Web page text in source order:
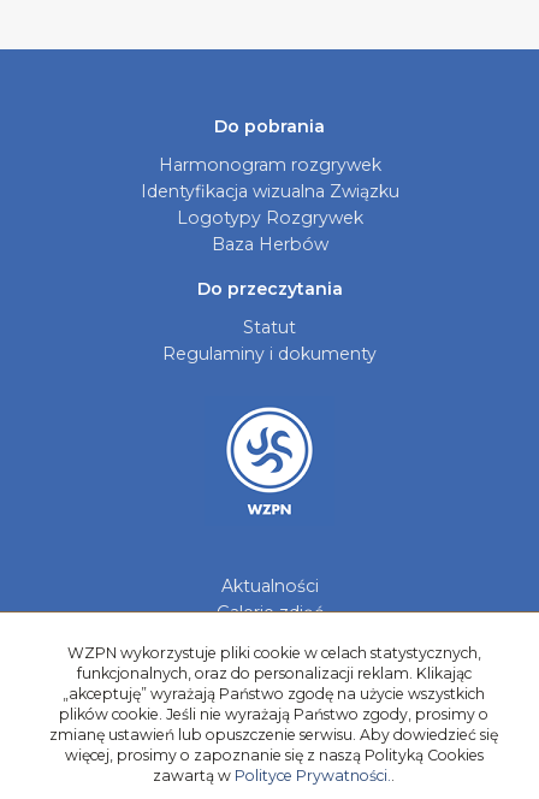
Do pobrania
Harmonogram rozgrywek
Identyfikacja wizualna Związku
Logotypy Rozgrywek
Baza Herbów
Do przeczytania
Statut
Regulaminy i dokumenty
Aktualności
Galerie zdjęć
Kadry Regionów
Program Grantowy
Dziewczyny do Piłki
WZPN wykorzystuje pliki cookie w celach statystycznych,
funkcjonalnych, oraz do personalizacji reklam. Klikając
„akceptuję” wyrażają Państwo zgodę na użycie wszystkich
plików cookie. Jeśli nie wyrażają Państwo zgody, prosimy o
zmianę ustawień lub opuszczenie serwisu. Aby dowiedzieć się
więcej, prosimy o zapoznanie się z naszą Polityką Cookies
zawartą w Polityce Prywatności..